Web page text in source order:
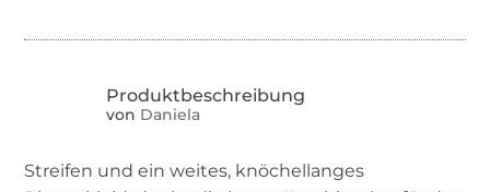
von Daniela
Streifen und ein weites, knöchellanges